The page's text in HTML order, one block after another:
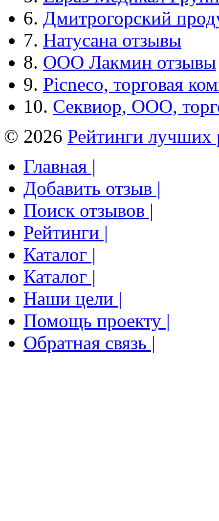
6. Дмитрогорский
7. Натусана отзывы
8. ООО Лакмин отзывы
9. Picneco, торговая
10. Секвиор, ООО,
© 2026 Рейтинги лучших
Главная |
Добавить отзыв |
Поиск отзывов |
Рейтинги |
Каталог |
Каталог |
Наши цели |
Помощь проекту |
Обратная связь |